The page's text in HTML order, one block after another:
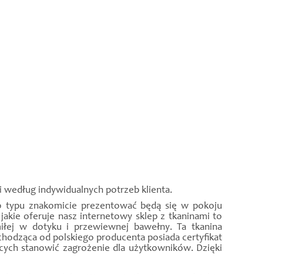
według indywidualnych potrzeb klienta.
typu znakomicie prezentować będą się w pokoju
jakie oferuje nasz internetowy sklep z tkaninami to
w dotyku i przewiewnej bawełny. Ta tkanina
od polskiego producenta posiada certyfikat
stanowić zagrożenie dla użytkowników. Dzięki